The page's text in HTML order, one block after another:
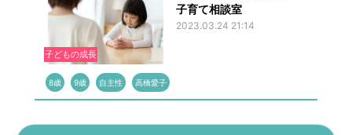
子どもの成長
子育て相談室
2023.03.24 21:14
8歳 9歳 自主性 高橋愛子